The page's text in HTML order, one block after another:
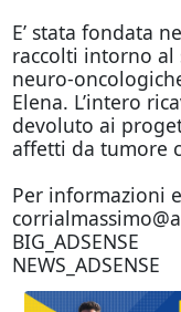
E’ stata fondata
raccolti intorno al
neuro-
Elena. L’intero
devoluto ai
affetti da tumore
Per informazioni
BIG_ADSENSE
NEWS_ADSENSE